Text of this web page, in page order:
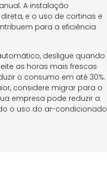
A instalação
e o uso de cortinas e
para a eficiência
desligue quando
as horas mais frescas
o consumo em até 30%.
considere migrar para o
empresa pode reduzir a
o uso do ar-condicionado